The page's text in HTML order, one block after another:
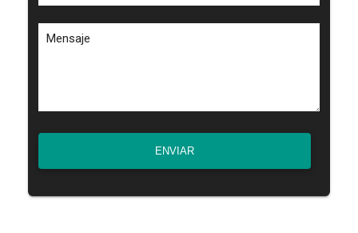
Mensaje